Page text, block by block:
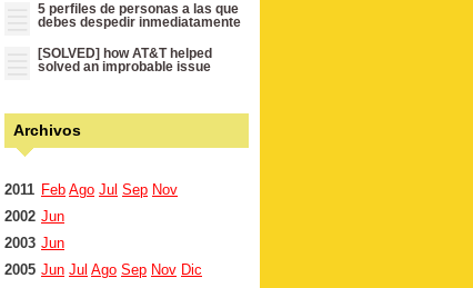
5 perfiles de personas a las que
debes despedir inmediatamente
[SOLVED] how AT&T helped
solved an improbable issue
Archivos
2011 Feb Ago Jul Sep Nov
2002 Jun
2003 Jun
2005 Jun Jul Ago Sep Nov Dic